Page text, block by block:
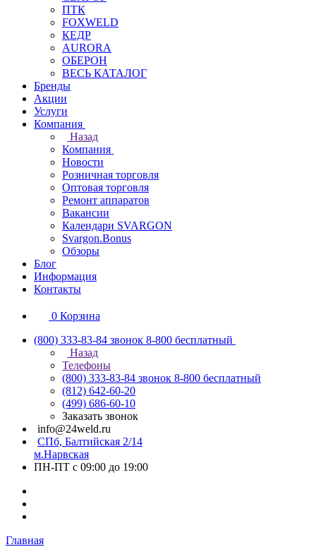
ПТК
FOXWELD
КЕДР
AURORA
ОБЕРОН
ВЕСЬ КАТАЛОГ
Бренды
Акции
Услуги
Компания
Назад
Компания
Новости
Розничная торговля
Оптовая торговля
Ремонт аппаратов
Вакансии
Календари SVARGON
Svargon.Bonus
Обзоры
Блог
Информация
Контакты
0 Корзина
(800) 333-83-84 звонок 8-800 бесплатный
Назад
Телефоны
(800) 333-83-84 звонок 8-800 бесплатный
(812) 642-60-20
(499) 686-60-10
Заказать звонок
info@24weld.ru
СПб, Балтийская 2/14
м.Нарвская
ПН-ПТ с 09:00 до 19:00
Главная